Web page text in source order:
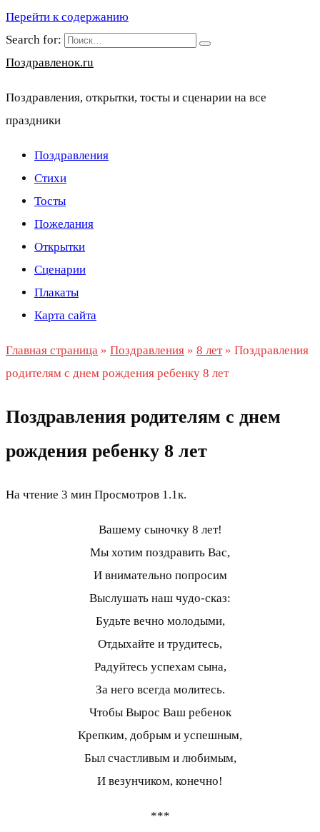
Перейти к содержанию
Search for:
Поздравленок.ru
Поздравления, открытки, тосты и сценарии на все
праздники
Поздравления
Стихи
Тосты
Пожелания
Открытки
Сценарии
Плакаты
Карта сайта
Главная страница » Поздравления » 8 лет» Поздравления
родителям с днем рождения ребенку 8 лет
Поздравления родителям с днем
рождения ребенку 8 лет
На чтение 3 мин Просмотров 1.1к.
Вашему сыночку 8 лет!
Мы хотим поздравить Вас,
И внимательно попросим
Выслушать наш чудо-сказ:
Будьте вечно молодыми,
Отдыхайте и трудитесь,
Радуйтесь успехам сына,
За него всегда молитесь.
Чтобы Вырос Ваш ребенок
Крепким, добрым и успешным,
Был счастливым и любимым,
И везунчиком, конечно!
***